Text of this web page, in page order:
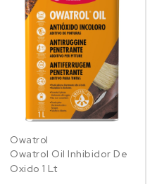
Owatrol
Owatrol Oil Inhibidor De
Oxido 1 Lt